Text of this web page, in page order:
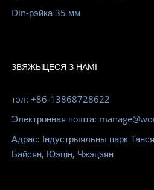
Din-рэйка 35 мм
ЗВЯЖЫЦЕСЯ З НАМІ
тэл: +86-13868728622
Электронная пошта:
Адрас: Індустрыяльны парк
Байсян, Юэцін, Чжэцзян